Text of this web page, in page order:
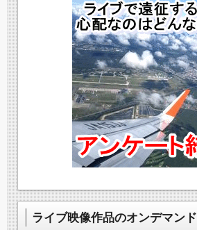
ライブ映像作品のオンデマンド